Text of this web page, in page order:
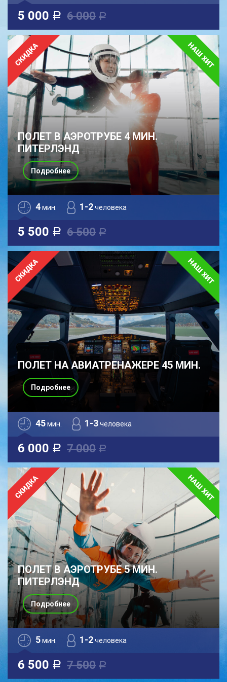
5 000 a 6 000 a
ПОЛЕТ В АЭРОТРУБЕ 4 МИН.
ПИТЕРЛЭНД
4мин. 1-2человека
5 500 a 6 500 a
Подробнее
ПОЛЕТ НА АВИАТРЕНАЖЕРЕ 45 МИН.
45мин. 1-3человека
6 000 a 7 000 a
Подробнее
ПОЛЕТ В АЭРОТРУБЕ 5 МИН.
ПИТЕРЛЭНД
5мин. 1-2человека
6 500 a 7 500 a
Подробнее